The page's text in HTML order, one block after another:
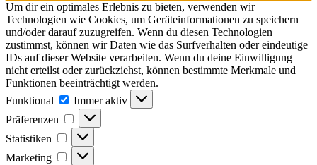
Um dir ein optimales Erlebnis zu bieten, verwenden wir
Technologien wie Cookies, um Geräteinformationen zu speichern
und/oder darauf zuzugreifen. Wenn du diesen Technologien
zustimmst, können wir Daten wie das Surfverhalten oder eindeutige
IDs auf dieser Website verarbeiten. Wenn du deine Einwilligung
nicht erteilst oder zurückziehst, können bestimmte Merkmale und
Funktionen beeinträchtigt werden.
Funktional
Funktional
Immer aktiv
Präferenzen
Präferenzen
Statistiken Statistiken
Marketing Marketing